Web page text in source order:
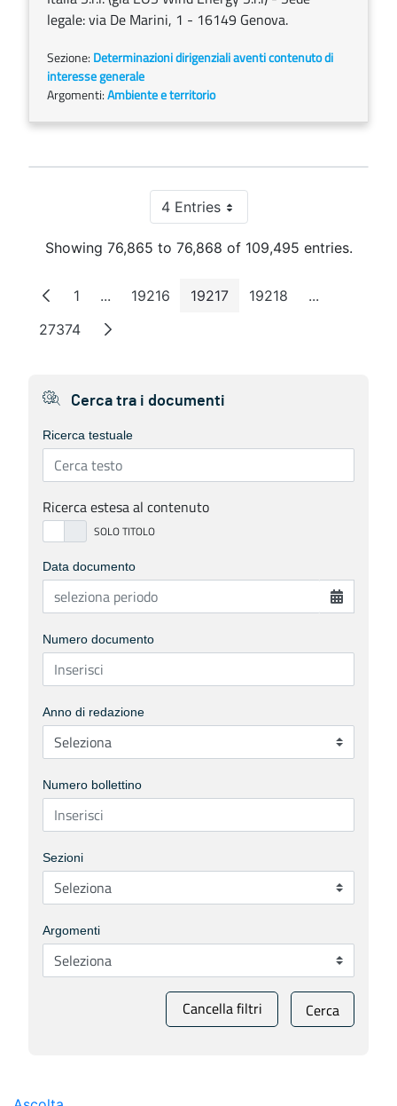
legale: via De Marini, 1 - 16149 Genova.
Sezione: Determinazioni dirigenziali aventi contenuto di
interesse generale
Argomenti:Ambiente e territorio
4 EntriesPer Page
Showing 76,865 to 76,868 of 109,495 entries.
Page
1 ...Intermediate Pages
Page
19216 Page
19217 Page
19218 ...
Page
27374
Cerca tra i documenti
Ricerca testuale
Ricerca estesa al contenuto
Data documento
Numero documento
Anno di redazione
Numero bollettino
Sezioni
Argomenti
Cancella filtri Cerca